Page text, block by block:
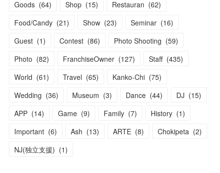
Goods (64) Shop (15) Restauran (62)
Food/Candy (21) Show (23) Seminar (16)
Guest (1) Contest (86) Photo Shooting (59)
Photo (82) FranchiseOwner (127) Staff (435)
World (61) Travel (65) Kanko-Chi (75)
Wedding (36) Museum (3) Dance (44) DJ (15)
APP (14) Game (9) Family (7) History (1)
Important (6) Ash (13) ARTE (8) Chokipeta (2)
NJ(独立支援) (1)